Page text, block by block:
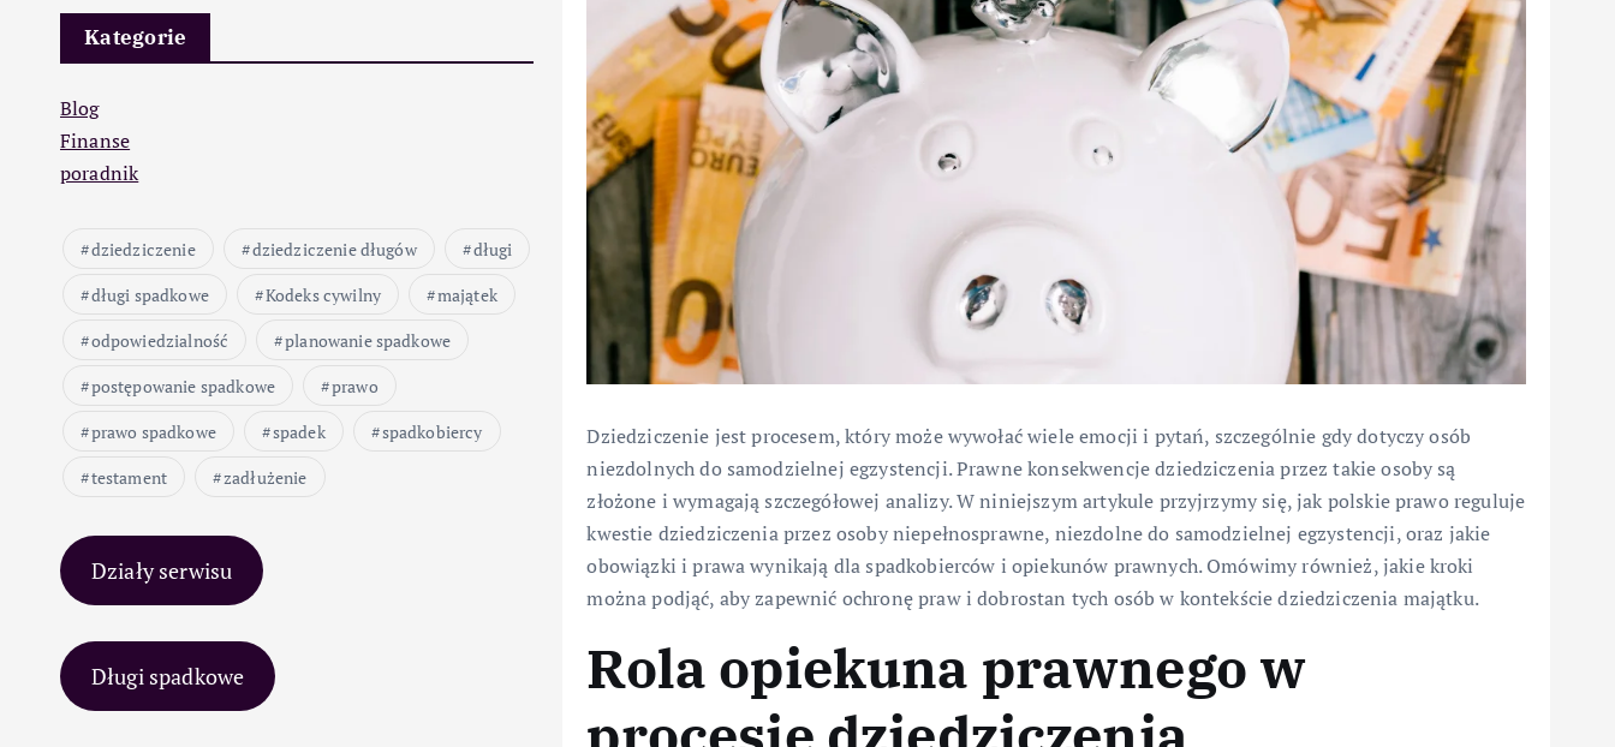
Kategorie
Blog
Finanse
poradnik
dziedziczenie dziedziczenie długów
długi
długi spadkowe
Kodeks cywilny
majątek
odpowiedzialność
planowanie spadkowe
postępowanie spadkowe
prawo
prawo spadkowe
spadek
spadkobiercy
testament
zadłużenie
Działy serwisu
Długi spadkowe
Dziedziczenie jest procesem, który może wywołać wiele emocji i pytań, szczególnie gdy dotyczy osób
niezdolnych do samodzielnej egzystencji. Prawne konsekwencje dziedziczenia przez takie osoby są
złożone i wymagają szczegółowej analizy. W niniejszym artykule przyjrzymy się, jak polskie prawo reguluje
kwestie dziedziczenia przez osoby niepełnosprawne, niezdolne do samodzielnej egzystencji, oraz jakie
obowiązki i prawa wynikają dla spadkobierców i opiekunów prawnych. Omówimy również, jakie kroki
można podjąć, aby zapewnić ochronę praw i dobrostan tych osób w kontekście dziedziczenia majątku.
Rola opiekuna prawnego w